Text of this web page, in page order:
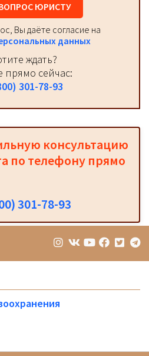
ЮРИСТУ
Вы даёте согласие на
данных
ждать?
прямо сейчас:
301-78-93
консультацию
по телефону прямо
301-78-93